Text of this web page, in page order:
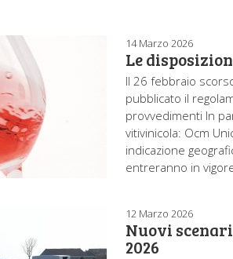
14 Marzo 2026
Le
Il 26 febbraio
pubblicato il
provvedimenti In
vitivinicola: Ocm
indicazione
entreranno in
12 Marzo 2026
Nuovi
2026